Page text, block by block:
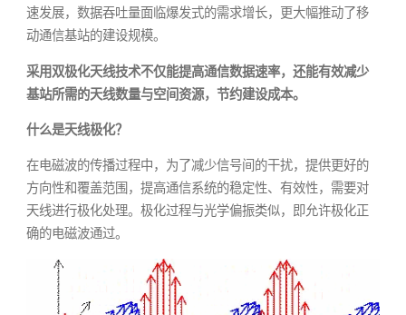
速发展，数据吞吐量面临爆发式的需求增长，更大幅推动了移
动通信基站的建设规模。
采用双极化天线技术不仅能提高通信数据速率，还能有效减少
基站所需的天线数量与空间资源，节约建设成本。
什么是天线极化？
在电磁波的传播过程中，为了减少信号间的干扰，提供更好的
方向性和覆盖范围，提高通信系统的稳定性、有效性，需要对
天线进行极化处理。极化过程与光学偏振类似，即允许极化正
确的电磁波通过。